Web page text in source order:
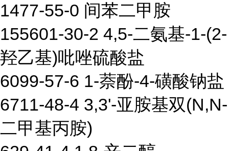
1477-55-0 间苯二甲胺
155601-30-2 4,5-二氨基-1-(2-
羟乙基)吡唑硫酸盐
6099-57-6 1-萘酚-4-磺酸钠盐
6711-48-4 3,3'-亚胺基双(N,N-
二甲基丙胺)